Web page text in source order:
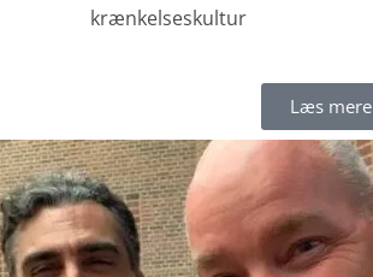
krænkelseskultur
Læs mere